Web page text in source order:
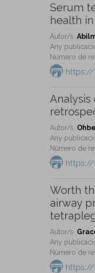
Serum
health
Autor/s:
Any
Número de
https://
Autor/s:
Any
Número de
https://
Worth
airway
Autor/s:
Any
Número de
https://